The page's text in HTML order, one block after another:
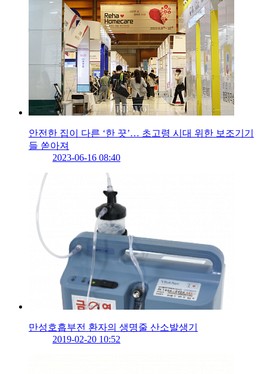
안전한 집이 다른 ‘한 끗’… 초고령 시대 위한 보조기기
들 쏟아져
2023-06-16 08:40
만성호흡부전 환자의 생명줄 산소발생기
2019-02-20 10:52